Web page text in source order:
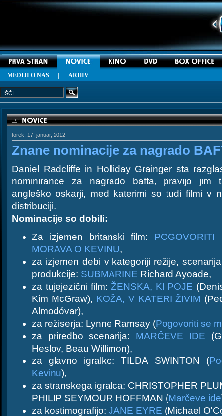
MEDIJI O NAS ARHIV
torek, 17. januar, 2012
Znane nominacije za nagrado
Daniel Radcliffe in Holliday Grainger sta
nominirance za nagrado bafta, pravijo jim
angleško oskarji, med katerimi so tudi filmi v
distribuciji.
Nominacije so dobili:
Za izjemen britanski film: POGOVORITI
MORAVA O KEVINU,
za izjemen debi v kategoriji režije,
produkcije: SUBMARINE Richard Ayoade,
za tujejezični film: ŽENSKA, KI POJE
Kim McGraw), KOŽA, V KATERI ŽIVIM
Almodóvar),
za režiserja: Lynne Ramsay (Pogovoriti se
za priredbo scenarija: MARČEVE IDE
Heslov, Beau Willimon),
za glavno igralko: TILDA SWINTON (
Kevinu),
za stranskega igralca: CHRISTOPHER
PHILIP SEYMOUR HOFFMAN (Marčeve ide
za kostimografijo: JANE EYRE (Michael